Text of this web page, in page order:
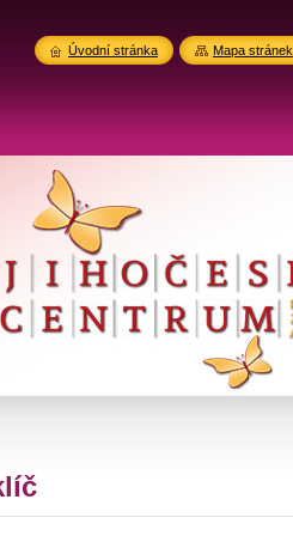
Úvodní stránka Mapa stránek